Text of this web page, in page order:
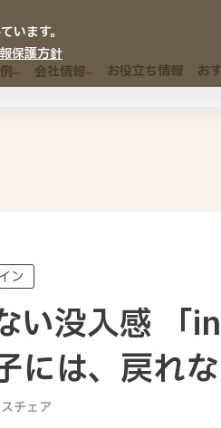
会社情報 お役立ち情報 お
います。
保護方針
ン
い没入感 「
には、戻れ
チェア